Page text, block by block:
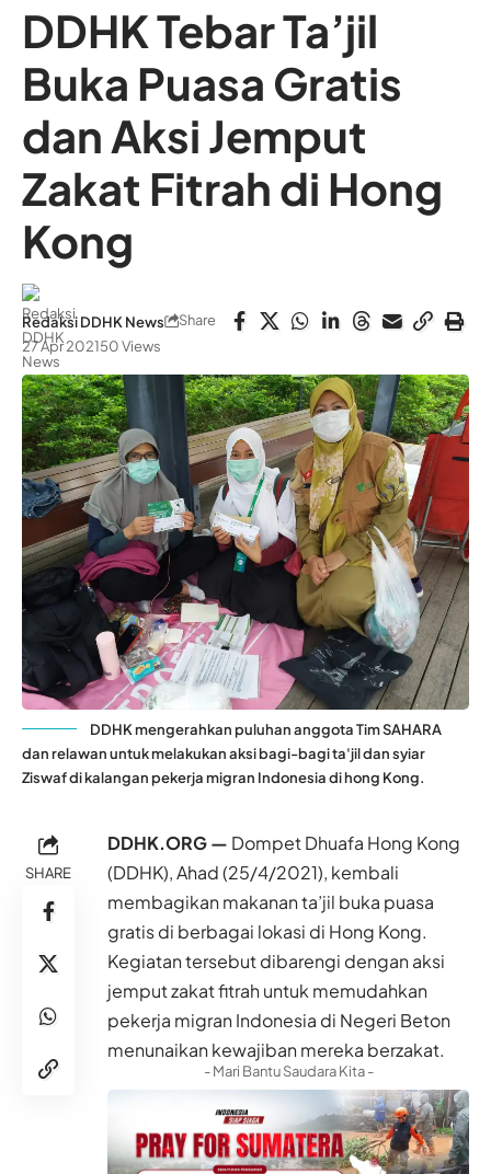
DDHK Tebar Ta’jil
Buka Puasa Gratis
dan Aksi Jemput
Zakat Fitrah di Hong
Kong
Redaksi DDHK News
27 Apr 202150 Views
Share
DDHK mengerahkan puluhan anggota Tim SAHARA
dan relawan untuk melakukan aksi bagi-bagi ta'jil dan syiar
Ziswaf di kalangan pekerja migran Indonesia di hong Kong.
SHARE
DDHK.ORG — Dompet Dhuafa Hong Kong
(DDHK), Ahad (25/4/2021), kembali
membagikan makanan ta’jil buka puasa
gratis di berbagai lokasi di Hong Kong.
Kegiatan tersebut dibarengi dengan aksi
jemput zakat fitrah untuk memudahkan
pekerja migran Indonesia di Negeri Beton
menunaikan kewajiban mereka berzakat.
- Mari Bantu Saudara Kita -